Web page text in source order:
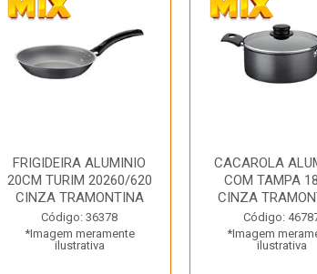
FRIGIDEIRA ALUMINIO
20CM TURIM 20260/620
CINZA TRAMONTINA
Código: 36378
*Imagem meramente
ilustrativa
CACAROLA
COM TAMPA
CINZA
Código:
*Imagem
ilustrativa